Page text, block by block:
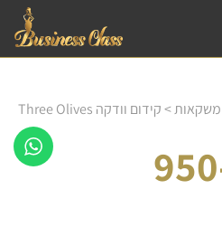
משקאות>קידום וודקה Three Olives